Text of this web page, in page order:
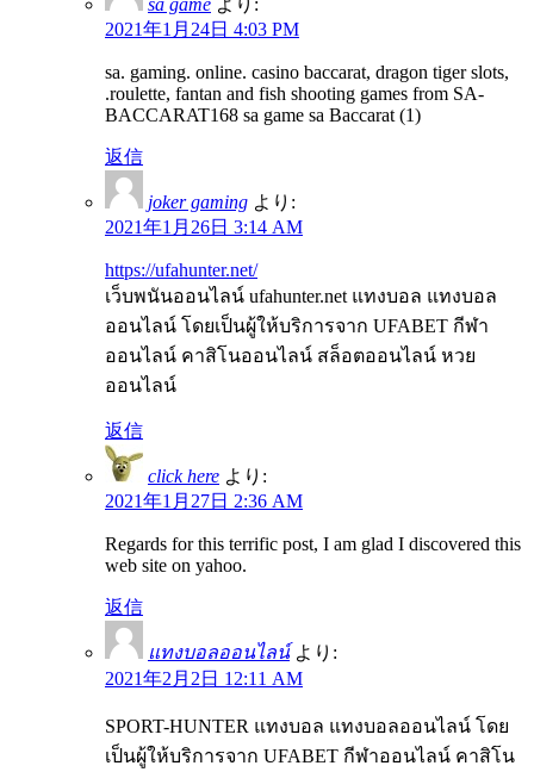
2021年1月24日 4:03 PM
sa. gaming. online. casino baccarat, dragon tiger slots,
.roulette, fantan and fish shooting games from SA-
BACCARAT168 sa game sa Baccarat (1)
返信
joker gaming より:
2021年1月26日 3:14 AM
https://ufahunter.net/
เว็บพนันออนไลน์ ufahunter.net แทงบอล แทงบอล
ออนไลน์ โดยเป็นผู้ให้บริการจาก UFABET กีฬา
ออนไลน์ คาสิโนออนไลน์ สล็อตออนไลน์ หวย
ออนไลน์
返信
click here より:
2021年1月27日 2:36 AM
Regards for this terrific post, I am glad I discovered this
web site on yahoo.
返信
แทงบอลออนไลน์ より:
2021年2月2日 12:11 AM
SPORT-HUNTER แทงบอล แทงบอลออนไลน์ โดย
เป็นผู้ให้บริการจาก UFABET กีฬาออนไลน์ คาสิโน